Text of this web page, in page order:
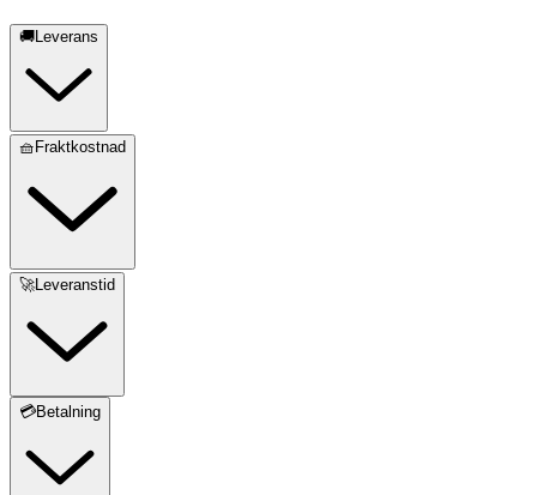
🚚Leverans
🧺Fraktkostnad
🚀Leveranstid
💳Betalning